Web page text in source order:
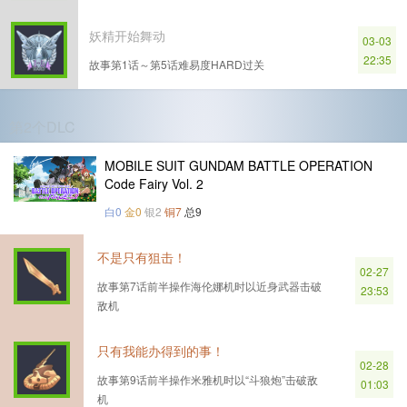
妖精开始舞动
故事第1话～第5话难易度HARD过关
03-03
22:35
MOBILE SUIT GUNDAM BATTLE OPERATION
Code Fairy Vol. 2
白0 金0 银2 铜7 总9
不是只有狙击！
故事第7话前半操作海伦娜机时以近身武器击破
敌机
02-27
23:53
只有我能办得到的事！
故事第9话前半操作米雅机时以“斗狼炮”击破敌
机
02-28
01:03